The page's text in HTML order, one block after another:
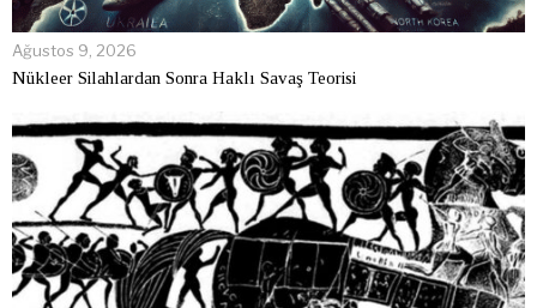
Ağustos 9, 2026
Nükleer Silahlardan Sonra Haklı Savaş Teorisi